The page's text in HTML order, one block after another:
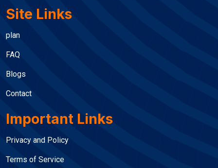
Site Links
plan
FAQ
Blogs
Contact
Important Links
Privacy and Policy
Terms of Service